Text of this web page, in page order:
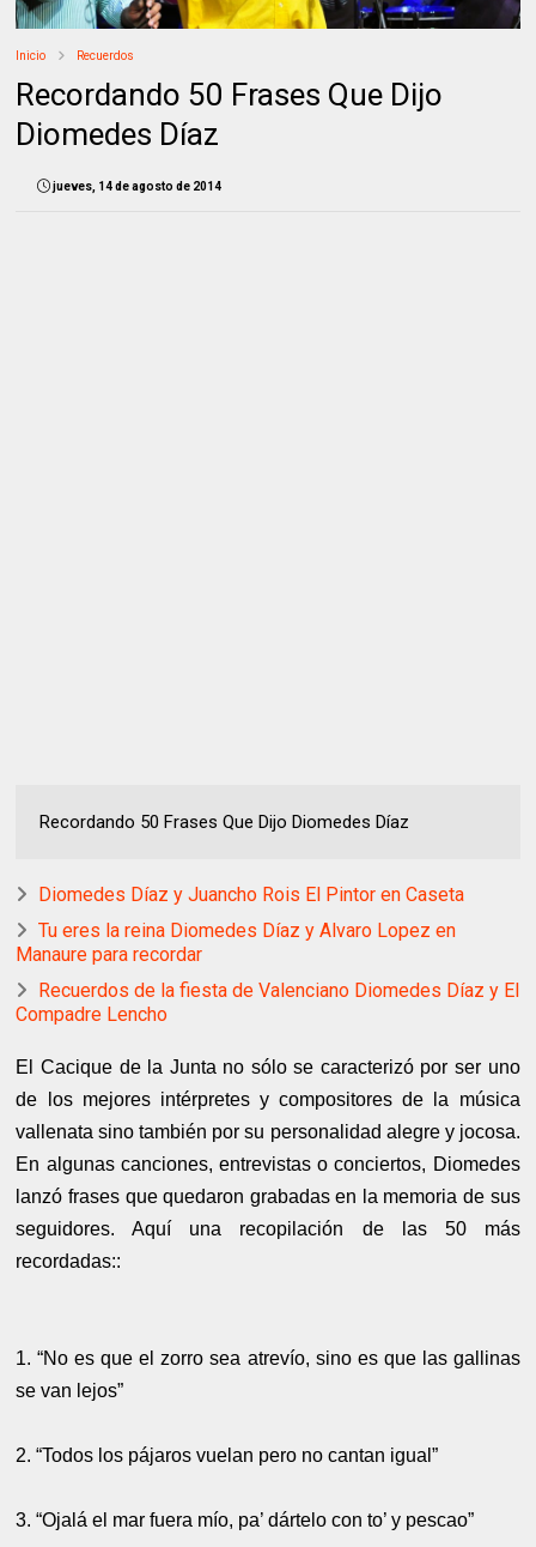
Inicio Recuerdos
Recordando 50 Frases Que Dijo
Diomedes Díaz
jueves, 14 de agosto de 2014
Recordando 50 Frases Que Dijo Diomedes Díaz
Diomedes Díaz y Juancho Rois El Pintor en Caseta
Tu eres la reina Diomedes Díaz y Alvaro Lopez en
Manaure para recordar
Recuerdos de la fiesta de Valenciano Diomedes Díaz y El
Compadre Lencho
El Cacique de la Junta no sólo se caracterizó por ser uno
de los mejores intérpretes y compositores de la música
vallenata sino también por su personalidad alegre y jocosa.
En algunas canciones, entrevistas o conciertos, Diomedes
lanzó frases que quedaron grabadas en la memoria de sus
seguidores. Aquí una recopilación de las 50 más
recordadas::
1. “No es que el zorro sea atrevío, sino es que las gallinas
se van lejos”
2. “Todos los pájaros vuelan pero no cantan igual”
3. “Ojalá el mar fuera mío, pa’ dártelo con to’ y pescao”